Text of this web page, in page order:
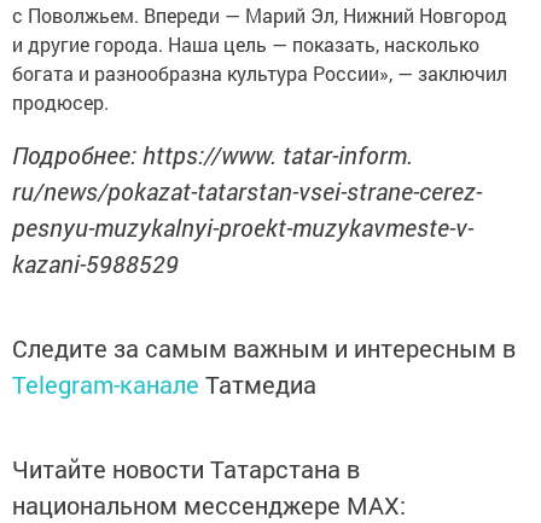
с Поволжьем. Впереди — Марий Эл, Нижний Новгород
и другие города. Наша цель — показать, насколько
богата и разнообразна культура России», — заключил
продюсер.
Подробнее: https://www. tatar-inform.
ru/news/pokazat-tatarstan-vsei-strane-cerez-
pesnyu-muzykalnyi-proekt-muzykavmeste-v-
kazani-5988529
Следите за самым важным и интересным в
Telegram-канале Татмедиа
Читайте новости Татарстана в
национальном мессенджере MАХ: